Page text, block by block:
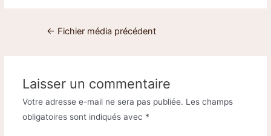
← Fichier média précédent
Laisser un commentaire
Votre adresse e-mail ne sera pas publiée. Les champs
obligatoires sont indiqués avec *